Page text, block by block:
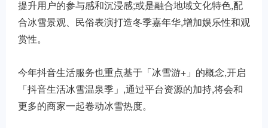
提升用户的参与感和沉浸感;或是融合地域文化特色,配
合冰雪景观、民俗表演打造冬季嘉年华,增加娱乐性和观
赏性。
今年抖音生活服务也重点基于「冰雪游+」的概念,开启
「抖音生活冰雪温泉季」,通过平台资源的加持,将会和
更多的商家一起卷动冰雪热度。